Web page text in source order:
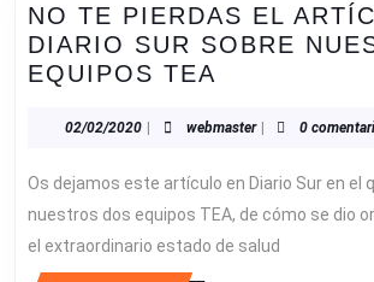
NO TE PIERDAS EL
DIARIO SUR SOBRE
EQUIPOS TEA
PIERDAS
ARTÍCULO
DE
DIARIO
02/02/202002/02/2020
| webmasterwebmaster
| 0
Os dejamos este artículo en Diario Sur en el
nuestros dos equipos TEA, de cómo se dio
el extraordinario estado de salud